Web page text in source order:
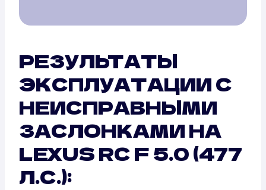
РЕЗУЛЬТАТЫ
ЭКСПЛУАТАЦИИ С
НЕИСПРАВНЫМИ
ЗАСЛОНКАМИ НА
LEXUS RC F 5.0 (477
Л.С.):